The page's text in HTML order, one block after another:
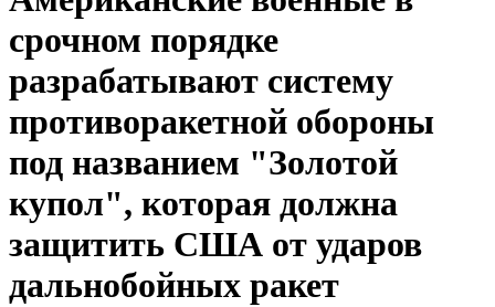
срочном порядке
разрабатывают систему
противоракетной обороны
под названием "Золотой
купол", которая должна
защитить США от ударов
дальнобойных ракет